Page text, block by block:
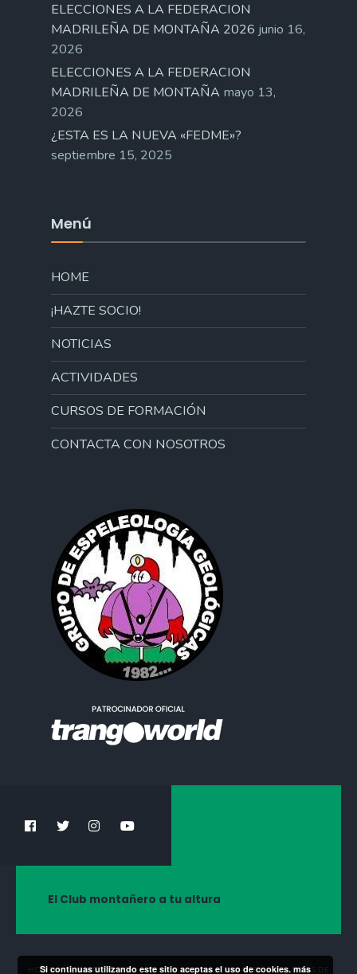
ELECCIONES A LA FEDERACION
MADRILEÑA DE MONTAÑA 2026 junio 16,
2026
ELECCIONES A LA FEDERACION
MADRILEÑA DE MONTAÑA mayo 13,
2026
¿ESTA ES LA NUEVA «FEDME»?
septiembre 15, 2025
Menú
HOME
¡HAZTE SOCIO!
NOTICIAS
ACTIVIDADES
CURSOS DE FORMACIÓN
CONTACTA CON NOSOTROS
El Club montañero a tu altura
HOME ¡HAZTE SOCIO! NOTICIAS ACTIVIDADES CURSOS DE
Si continuas utilizando este sitio aceptas el uso de cookies.más